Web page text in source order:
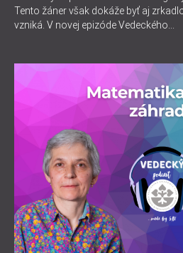
Tento žáner však dokáže byť aj
vzniká. V novej epizóde Vedeckého...